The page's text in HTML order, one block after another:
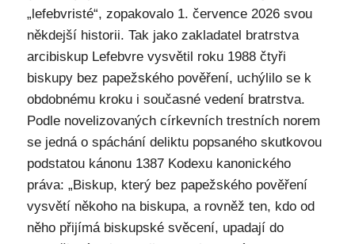
„lefebvristé“, zopakovalo 1. července 2026 svou
někdejší historii. Tak jako zakladatel bratrstva
arcibiskup Lefebvre vysvětil roku 1988 čtyři
biskupy bez papežského pověření, uchýlilo se k
obdobnému kroku i současné vedení bratrstva.
Podle novelizovaných církevních trestních norem
se jedná o spáchání deliktu popsaného skutkovou
podstatou kánonu 1387 Kodexu kanonického
práva: „Biskup, který bez papežského pověření
vysvětí někoho na biskupa, a rovněž ten, kdo od
něho přijímá biskupské svěcení, upadají do